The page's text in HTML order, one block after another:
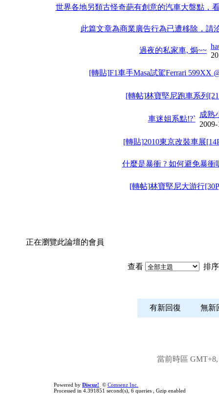
世界各地另類古怪奇葩有創意的汽車大盤點，
此篇文章為商業廣告行為已遭移除，請
過夜的私家車, 焗~~
[轉貼]F1車手Masa試駕Ferrari 599XX
[轉帖]林寶堅尼跑車系列
車迷姐系點!?`
成熟
[轉貼]2010東京改裝車展
什麼是暴衝 ? 如何避免暴衝
[轉帖]林寶堅尼大游行
正在瀏覽此論壇的會員
查看 排
有新回復 無
當前時區 GMT+8,
Powered by Discuz! © Comsenz Inc.
Processed in 4.391851 second(s), 6 queries , Gzip enabled